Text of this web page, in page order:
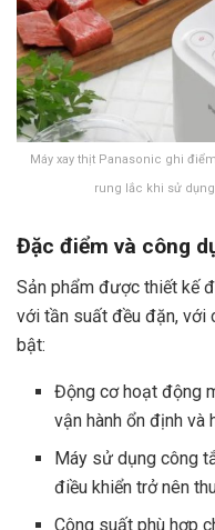
Máy xay thịt Panasonic ghi
rung lắc khi sử
Đặc điểm và công
Sản phẩm được thiết kế
với tần suất đều đặn, với
bật:
Động cơ hoạt động
vận hành ổn định và
Máy sử dụng công
điều khiển trở nên
Công suất phù hợp